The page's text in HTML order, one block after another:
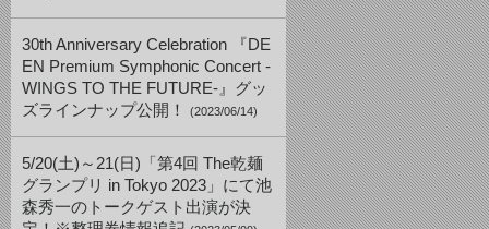
30th Anniversary Celebration 『DE
EN Premium Symphonic Concert -
WINGS TO THE FUTURE-』グッ
ズラインナップ公開！
(2023/06/14)
5/20(土)～21(日)「第4回 The乾麺
グランプリ in Tokyo 2023」にて池
森秀一のトークゲスト出演が決